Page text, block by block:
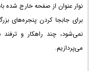
نوار عنوان از صفحه خارج شده
برای جابجا کردن پنجره‌های
نمی‌شود، چند راهکار و
می‌پردازیم.